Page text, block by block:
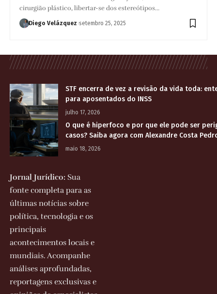
cirurgião plástico, libertar-se dos estereótipos…
Diego Velázquez setembro 25, 2025
STF encerra de vez a revisão da vida toda:
para aposentados do INSS
julho 17, 2026
O que é hiperfoco e por que ele pode ser
casos? Saiba agora com Alexandre Costa
maio 18, 2026
Jornal Jurídico: Sua
fonte completa para as
últimas notícias sobre
política, tecnologia e os
principais
acontecimentos locais e
mundiais. Acompanhe
análises aprofundadas,
reportagens exclusivas e